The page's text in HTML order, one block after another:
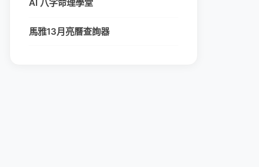
AI 八字命理學堂
馬雅13月亮曆查詢器